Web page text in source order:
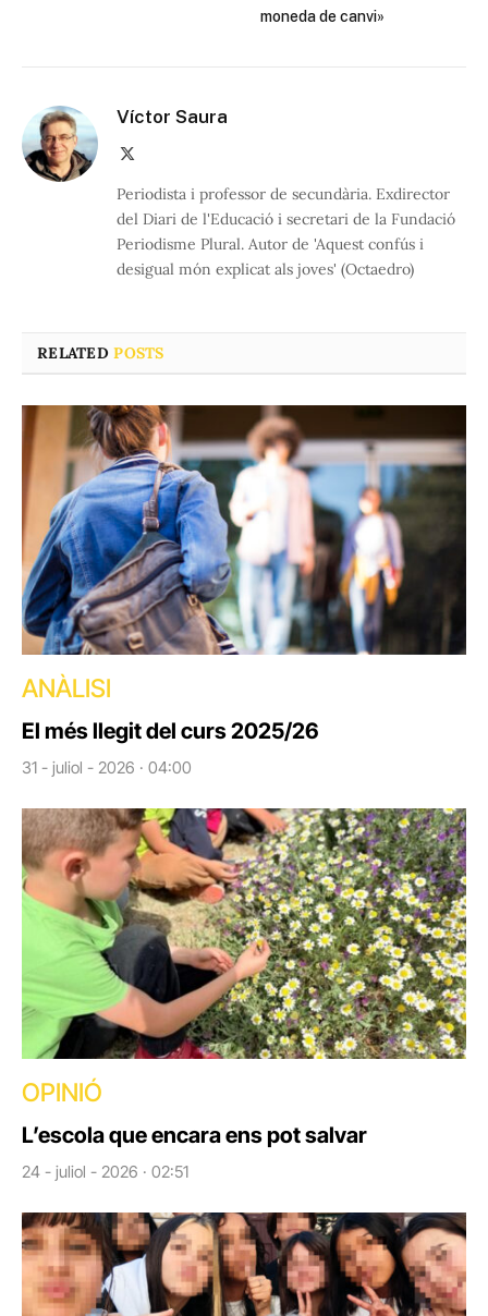
moneda de canvi»
Víctor Saura
Periodista i professor de secundària. Exdirector
del Diari de l'Educació i secretari de la Fundació
Periodisme Plural. Autor de 'Aquest confús i
desigual món explicat als joves' (Octaedro)
RELATEDPOSTS
ANÀLISI
El més llegit del curs 2025/26
31 - juliol - 2026 · 04:00
OPINIÓ
L’escola que encara ens pot salvar
24 - juliol - 2026 · 02:51